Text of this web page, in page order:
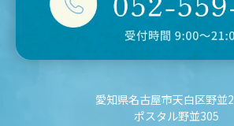
愛知県名古屋市天白区野並
ポスタル野並305